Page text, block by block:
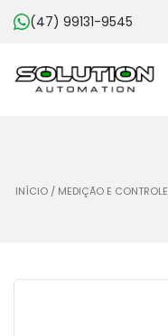
(47) 99131-9545
INÍCIO/ MEDIÇÃO E CONTROLE